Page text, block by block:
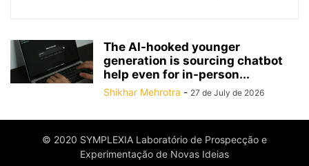
The AI-hooked younger
generation is sourcing chatbot
help even for in-person...
Shikhar Mehrotra - 27 de July de 2026
© 2020 SYMPLEXIA Laboratório de Prospecção e
Experimentação de Novas Ideias